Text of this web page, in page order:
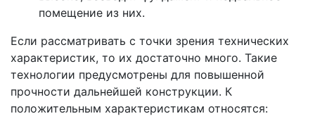
помещение из них.
Если рассматривать с точки зрения технических
характеристик, то их достаточно много. Такие
технологии предусмотрены для повышенной
прочности дальнейшей конструкции. К
положительным характеристикам относятся: